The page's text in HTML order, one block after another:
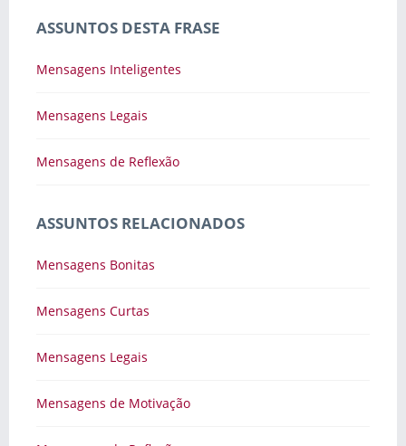
ASSUNTOS DESTA FRASE
Mensagens Inteligentes
Mensagens Legais
Mensagens de Reflexão
ASSUNTOS RELACIONADOS
Mensagens Bonitas
Mensagens Curtas
Mensagens Legais
Mensagens de Motivação